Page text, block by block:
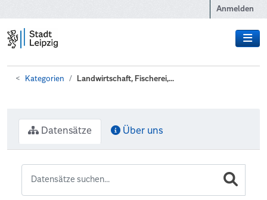
Anmelden
Kategorien Landwirtschaft, Fischerei,...
Datensätze Über uns